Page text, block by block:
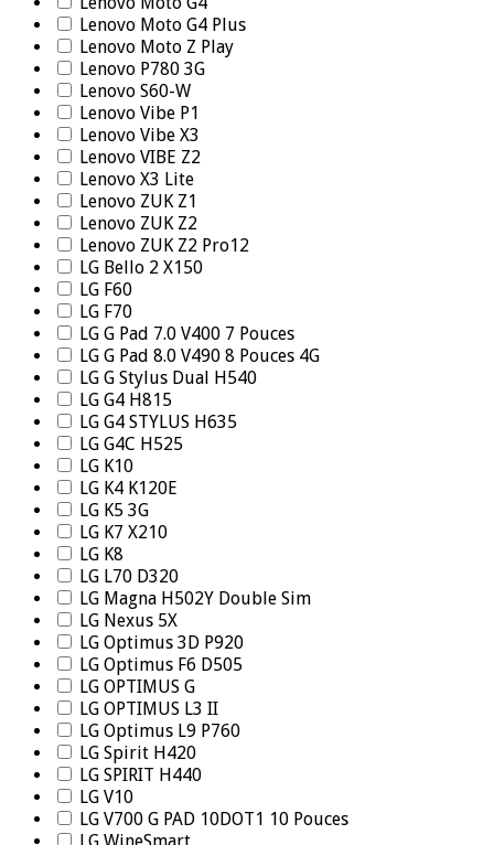
Lenovo Moto G4 Plus
Lenovo Moto Z Play
Lenovo P780 3G
Lenovo S60-W
Lenovo Vibe P1
Lenovo Vibe X3
Lenovo VIBE Z2
Lenovo X3 Lite
Lenovo ZUK Z1
Lenovo ZUK Z2
Lenovo ZUK Z2 Pro12
LG Bello 2 X150
LG F60
LG F70
LG G Pad 7.0 V400 7 Pouces
LG G Pad 8.0 V490 8 Pouces 4G
LG G Stylus Dual H540
LG G4 H815
LG G4 STYLUS H635
LG G4C H525
LG K10
LG K4 K120E
LG K5 3G
LG K7 X210
LG K8
LG L70 D320
LG Magna H502Y Double Sim
LG Nexus 5X
LG Optimus 3D P920
LG Optimus F6 D505
LG OPTIMUS G
LG OPTIMUS L3 II
LG Optimus L9 P760
LG Spirit H420
LG SPIRIT H440
LG V10
LG V700 G PAD 10DOT1 10 Pouces
LG WineSmart